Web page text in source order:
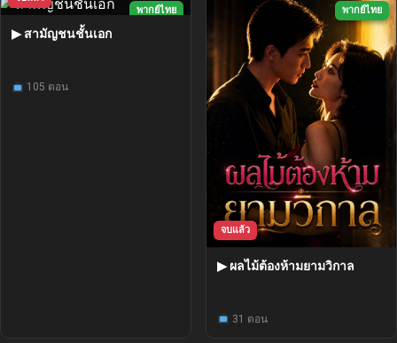
พากย์ไทย
▶ สามัญชนชั้นเอก
105 ตอน
พากย์ไทย
จบแล้ว
▶ ผลไม้ต้องห้ามยามวิกาล
31 ตอน